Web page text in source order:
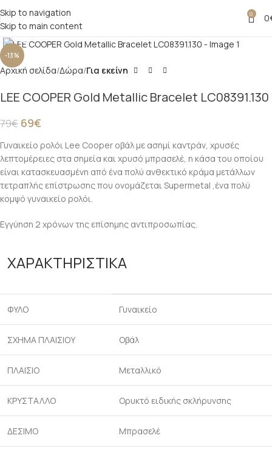
Skip to navigation
Skip to main content
0 0
-13%
Click to enlarge
Αρχική σελίδα Δώρα Για εκείνη
LEE COOPER Gold Metallic Bracelet LC08391.130
79€ 69€
Γυναικείο ρολόι Lee Cooper οβάλ με ασημί καντράν, χρυσές
λεπτομέρειες στα σημεία και χρυσό μπρασελέ, η κάσα του οποίου
είναι κατασκευασμένη από ένα πολύ ανθεκτικό κράμα μετάλλων
τετραπλής επίστρωσης που ονομάζεται Supermetal ,ένα πολύ
κομψό γυναικείο ρολόι.
Εγγύηση 2 χρόνων της επίσημης αντιπροσωπίας.
ΧΑΡΑΚΤΗΡΙΣΤΙΚΑ
ΦΥΛΟ Γυναικείο
ΣΧΗΜΑ ΠΛΑΙΣΙΟΥ Οβάλ
ΠΛΑΙΣΙΟ Μεταλλικό
ΚΡΥΣΤΑΛΛΟ Ορυκτό ειδικής σκλήρυνσης
ΔΕΣΙΜΟ Μπρασελέ